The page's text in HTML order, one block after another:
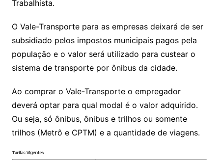
Trabalhista.
O Vale-Transporte para as empresas deixará de ser
subsidiado pelos impostos municipais pagos pela
população e o valor será utilizado para custear o
sistema de transporte por ônibus da cidade.
Ao comprar o Vale-Transporte o empregador
deverá optar para qual modal é o valor adquirido.
Ou seja, só ônibus, ônibus e trilhos ou somente
trilhos (Metrô e CPTM) e a quantidade de viagens.